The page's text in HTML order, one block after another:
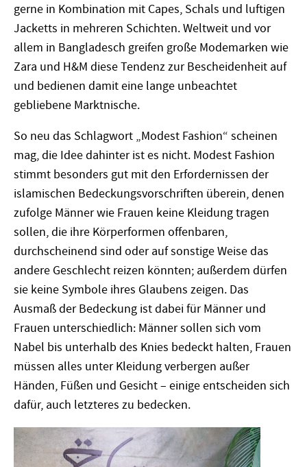
gerne in Kombination mit Capes, Schals und luftigen
Jacketts in mehreren Schichten. Weltweit und vor
allem in Bangladesch greifen große Modemarken wie
Zara und H&M diese Tendenz zur Bescheidenheit auf
und bedienen damit eine lange unbeachtet
gebliebene Marktnische.
So neu das Schlagwort „Modest Fashion“ scheinen
mag, die Idee dahinter ist es nicht. Modest Fashion
stimmt besonders gut mit den Erfordernissen der
islamischen Bedeckungsvorschriften überein, denen
zufolge Männer wie Frauen keine Kleidung tragen
sollen, die ihre Körperformen offenbaren,
durchscheinend sind oder auf sonstige Weise das
andere Geschlecht reizen könnten; außerdem dürfen
sie keine Symbole ihres Glaubens zeigen. Das
Ausmaß der Bedeckung ist dabei für Männer und
Frauen unterschiedlich: Männer sollen sich vom
Nabel bis unterhalb des Knies bedeckt halten, Frauen
müssen alles unter Kleidung verbergen außer
Händen, Füßen und Gesicht – einige entscheiden sich
dafür, auch letzteres zu bedecken.